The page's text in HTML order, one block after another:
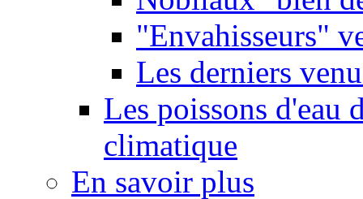
"Envahisseurs"
Les derniers
Les poissons d'eau
climatique
En savoir plus